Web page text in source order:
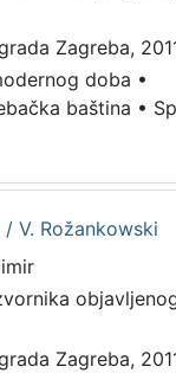
Zagreba,
doba •
baština •
V. Rožankowski
Zagreba,